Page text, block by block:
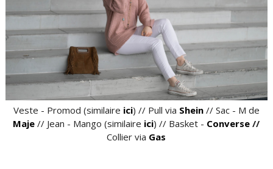
Veste - Promod (similaire ici) // Pull via Shein// Sac - M de
Maje// Jean - Mango (similaire ici) // Basket - Converse //
Collier via Gas